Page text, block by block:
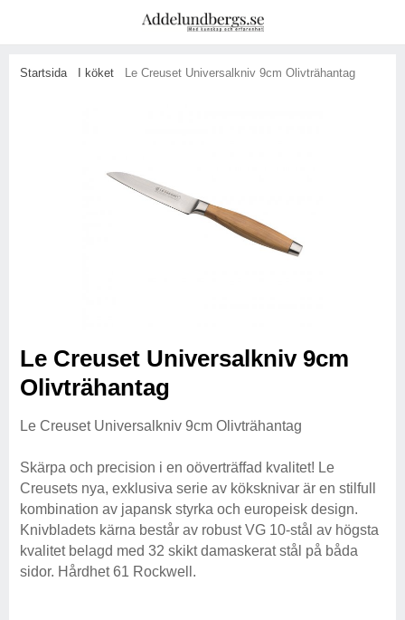
Startsida I köket Le Creuset Universalkniv 9cm Olivträhantag
Le Creuset Universalkniv 9cm
Olivträhantag
Le Creuset Universalkniv 9cm Olivträhantag
Skärpa och precision i en oöverträffad kvalitet! Le
Creusets nya, exklusiva serie av köksknivar är en stilfull
kombination av japansk styrka och europeisk design.
Knivbladets kärna består av robust VG 10-stål av högsta
kvalitet belagd med 32 skikt damaskerat stål på båda
sidor. Hårdhet 61 Rockwell.